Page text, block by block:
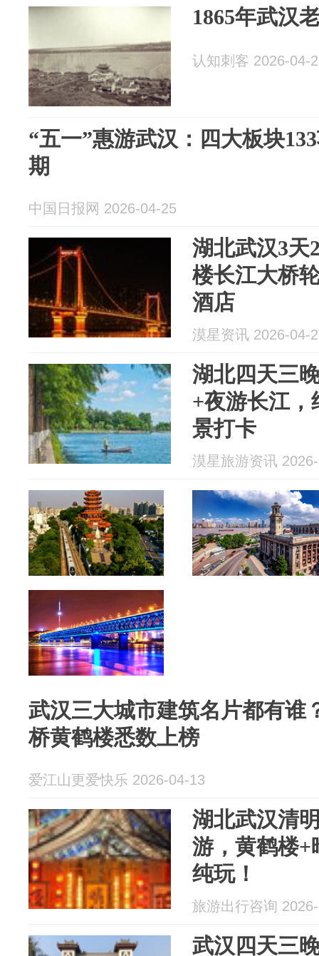
1865年武汉
认知刺客 2026-04-
“五一”惠游武汉：四大板块
期
中国日报网 2026-04-25
湖北武汉3天
楼长江大桥
酒店
漠星资讯 2026-04-
湖北四天三
+夜游长江，
景打卡
漠星旅游资讯
武汉三大城市建筑名片都有谁
桥黄鹤楼悉数上榜
爱江山更爱快乐 2026-04-13
湖北武汉清
游，黄鹤楼+
纯玩！
旅游出行咨询
武汉四天三